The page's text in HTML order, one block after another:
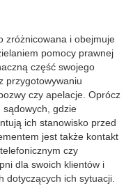
zróżnicowana i obejmuje
pomocy prawnej
część swojego
przygotowywaniu
czy apelacje. Oprócz
gdzie
ich stanowisko przed
jest także kontakt
czy
dla swoich klientów i
dotyczących ich sytuacji.